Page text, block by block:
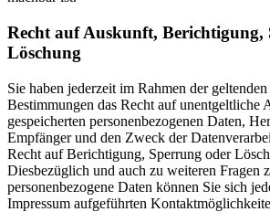
Recht auf Auskunft, Berichtigung,
Löschung
Sie haben jederzeit im Rahmen der
Bestimmungen das Recht auf unentgeltliche
gespeicherten personenbezogenen Daten,
Empfänger und den Zweck der
Recht auf Berichtigung, Sperrung oder
Diesbezüglich und auch zu weiteren Fragen
personenbezogene Daten können Sie sich
Impressum aufgeführten